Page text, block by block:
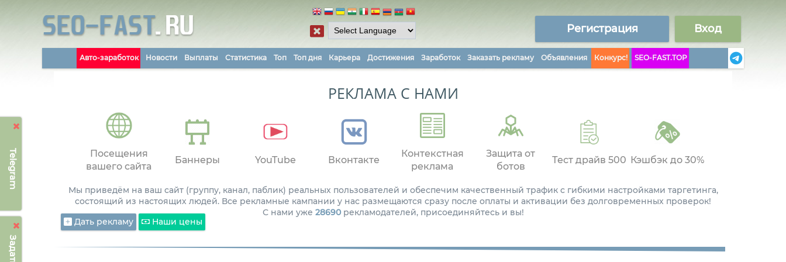
Telegram
Регистрация Вход
Авто-заработок Новости Выплаты Статистика Топ Топ дня Карьера Достижения Заработок Заказать рекламу Объявления Конкурс! SEO-FAST.TOP
РЕКЛАМА С НАМИ
Посещения
вашего сайта
Баннеры YouTube Вконтакте
Контекстная
реклама
Защита от
ботов
Тест драйв 500 Кэшбэк до 30%
Мы приведём на ваш сайт (группу, канал, паблик) реальных пользователей и обеспечим качественный трафик с гибкими настройками таргетинга,
состоящий из настоящих людей. Все рекламные кампании у нас размещаются сразу после оплаты и активации без долговременных проверок!
С нами уже 28690рекламодателей, присоединяйтесь и вы!
Дать рекламу
Наши цены